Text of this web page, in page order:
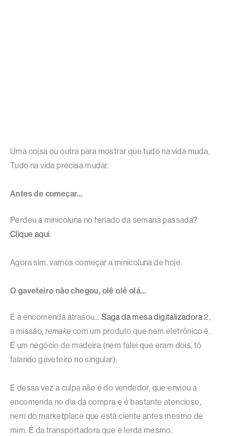
Uma coisa ou outra para mostrar que tudo na vida muda.
Tudo na vida precisa mudar.
Antes de começar…
Perdeu a minicoluna no feriado da semana passada?
Clique aqui.
Agora sim, vamos começar a minicoluna de hoje.
O gaveteiro não chegou, olê olê olá…
E a encomenda atrasou…Saga da mesa digitalizadora2,
a missão,remake com um produto que nem eletrônico é.
É um negócio de madeira (nem falei que eram dois, tô
falando gaveteiro no singular).
E dessa vez a culpa não é do vendedor, que enviou a
encomenda no dia da compra e é bastante atencioso,
nem do marketplace que está ciente antes mesmo de
mim. É da transportadora que é lerda mesmo.